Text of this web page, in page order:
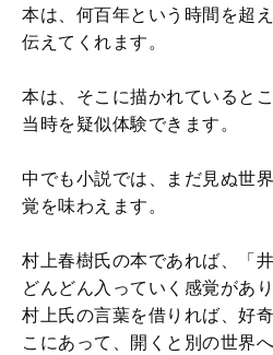
本は、何百年という時間を超
伝えてくれます。
本は、そこに描かれていると
当時を疑似体験できます。
中でも小説では、まだ見ぬ世
覚を味わえます。
村上春樹氏の本であれば、「
どんどん入っていく感覚があ
村上氏の言葉を借りれば、好
こにあって、開くと別の世界